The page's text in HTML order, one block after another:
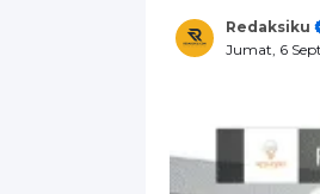
Redaksiku
Jumat, 6